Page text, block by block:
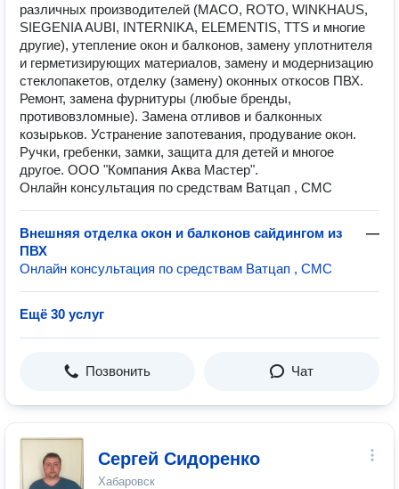
различных производителей (MACO, ROTO, WINKHAUS,
SIEGENIA AUBI, INTERNIKA, ELEMENTIS, TTS и многие
другие), утепление окон и балконов, замену уплотнителя
и герметизирующих материалов, замену и модернизацию
стеклопакетов, отделку (замену) оконных откосов ПВХ.
Ремонт, замена фурнитуры (любые бренды,
противовзломные). Замена отливов и балконных
козырьков. Устранение запотевания, продувание окон.
Ручки, гребенки, замки, защита для детей и многое
другое. ООО "Компания Аква Мастер".
Онлайн консультация по средствам Ватцап , СМС
Внешняя отделка окон и балконов сайдингом из
ПВХ
—
Онлайн консультация по средствам Ватцап , СМС
Ещё 30 услуг
Позвонить Чат
Сергей Сидоренко
Хабаровск